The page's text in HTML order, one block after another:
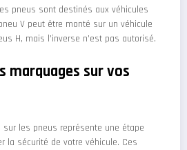
pneus sont destinés aux véhicules
V peut être monté sur un véhicule
H, mais l’inverse n’est pas autorisé.
marquages sur vos
les pneus représente une étape
la sécurité de votre véhicule. Ces